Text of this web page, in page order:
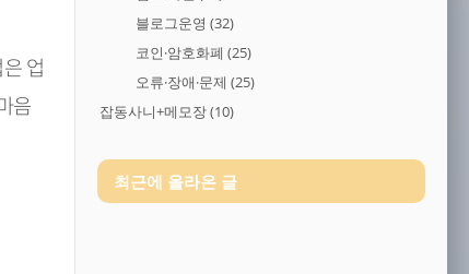
업
음
블로그운영 (32)
코인·암호화폐 (25)
오류·장애·문제 (25)
잡동사니+메모장(10)
최근에 올라온 글